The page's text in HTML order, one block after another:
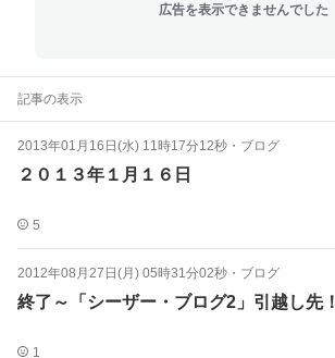
広告を表示できませんでした
記事の表示
2013年01月16日(水) 11時17分12秒 ・ ブログ
２０１３年１月１６日
5
2012年08月27日(月) 05時31分02秒 ・ ブログ
終了～「シーザー・ブログ2」引越し先！
1